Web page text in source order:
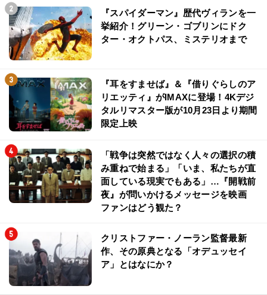
『スパイダーマン』歴代ヴィランを一
挙紹介！グリーン・ゴブリンにドク
ター・オクトパス、ミステリオまで
『耳をすませば』＆『借りぐらしのア
リエッティ』がIMAXに登場！4Kデジ
タルリマスター版が10月23日より期間
限定上映
「戦争は突然ではなく人々の選択の積
み重ねで始まる」「いま、私たちが直
面している現実でもある」…『開戦前
夜』が問いかけるメッセージを映画
ファンはどう観た？
クリストファー・ノーラン監督最新
作、その原典となる「オデュッセイ
ア」とはなにか？